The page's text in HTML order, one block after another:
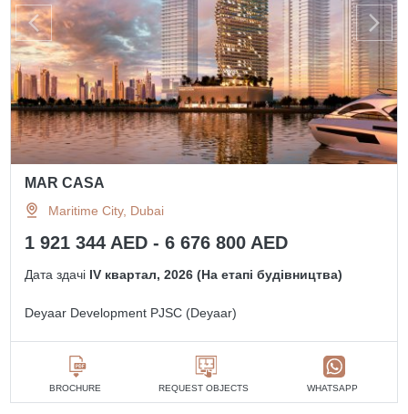
MAR CASA
Maritime City, Dubai
1 921 344 AED - 6 676 800 AED
Дата здачі IV квартал, 2026 (На етапі будівництва)
Deyaar Development PJSC (Deyaar)
BROCHURE REQUEST OBJECTS WHATSAPP